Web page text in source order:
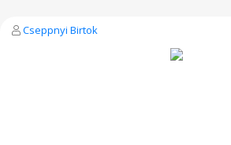
Cseppnyi Birtok